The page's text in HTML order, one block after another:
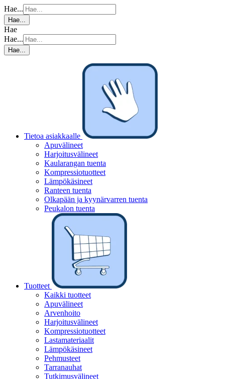
Hae...
Hae...
Hae
Hae...
Hae...
Tietoa asiakkaalle
Apuvälineet
Harjoitusvälineet
Kaularangan tuenta
Kompressiotuotteet
Lämpökäsineet
Ranteen tuenta
Olkapään ja kyynärvarren tuenta
Peukalon tuenta
Tuotteet
Kaikki tuotteet
Apuvälineet
Arvenhoito
Harjoitusvälineet
Kompressiotuotteet
Lastamateriaalit
Lämpökäsineet
Pehmusteet
Tarranauhat
Tutkimusvälineet